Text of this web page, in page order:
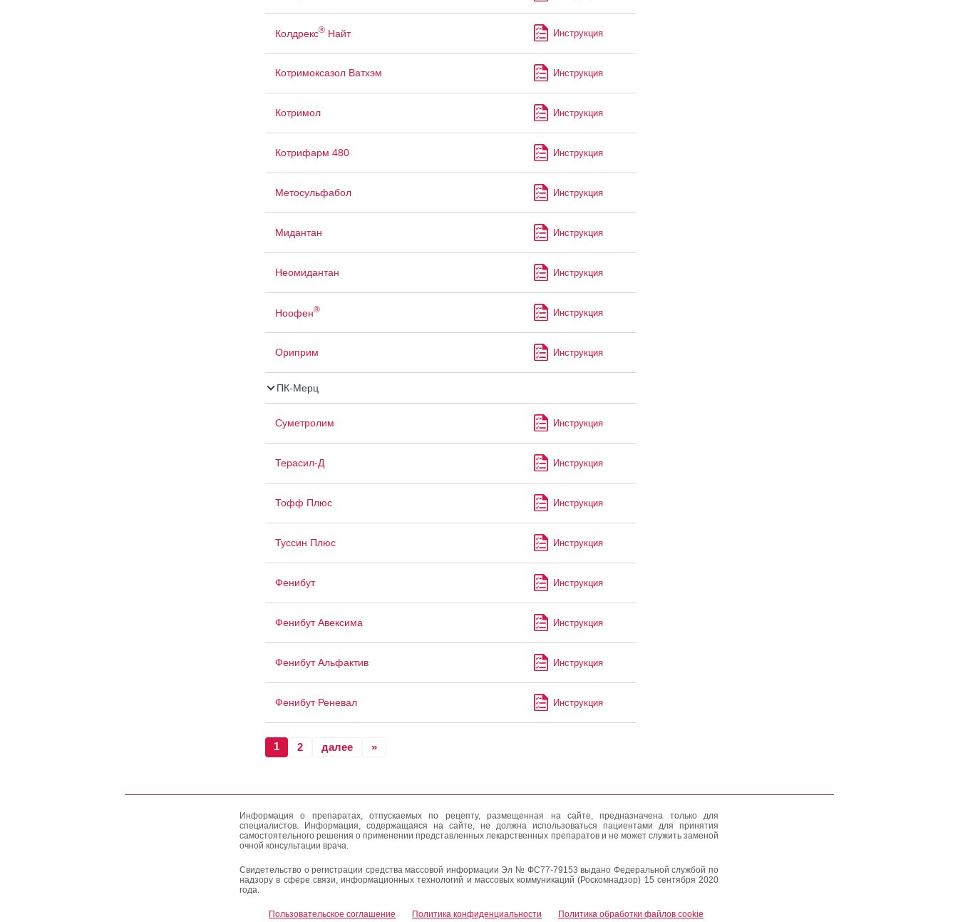
Колдрекс®Найт Инструкция
Котримоксазол Ватхэм Инструкция
Котримол Инструкция
Котрифарм 480 Инструкция
Метосульфабол Инструкция
Мидантан Инструкция
Неомидантан Инструкция
Ноофен® Инструкция
Ориприм Инструкция
ПК-Мерц
Суметролим Инструкция
Терасил-Д Инструкция
Тофф Плюс Инструкция
Туссин Плюс Инструкция
Фенибут Инструкция
Фенибут Авексима Инструкция
Фенибут Альфактив Инструкция
Фенибут Реневал Инструкция
1 2 далее »
Информация о препаратах, отпускаемых по рецепту, размещенная на сайте, предназначена только для
специалистов. Информация, содержащаяся на сайте, не должна использоваться пациентами для принятия
самостоятельного решения о применении представленных лекарственных препаратов и не может служить заменой
очной консультации врача.
Свидетельство о регистрации средства массовой информации Эл № ФС77-79153 выдано Федеральной службой по
надзору в сфере связи, информационных технологий и массовых коммуникаций (Роскомнадзор) 15 сентября 2020
года.
Пользовательское соглашение Политика конфиденциальности Политика обработки файлов cookie